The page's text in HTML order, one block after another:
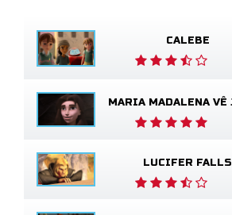
CALEBE
LUCIFER FALLS